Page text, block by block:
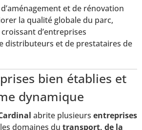
et de rénovation
la qualité globale du parc,
d’entreprises
distributeurs et de prestataires de
bien établies et
dynamique
abrite plusieurs entreprises
domaines du transport, de la